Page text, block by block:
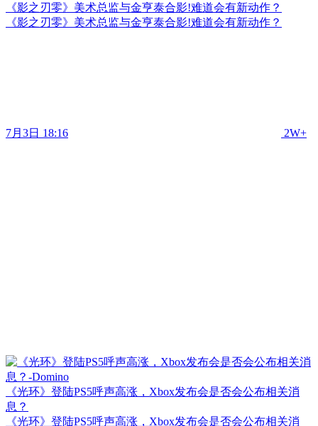
《影之刃零》美术总监与金亨泰合影!难道会有新动作？
《影之刃零》美术总监与金亨泰合影!难道会有新动作？
7月3日 18:16 2W+
《光环》登陆PS5呼声高涨，Xbox发布会是否会公布相关消
息？
《光环》登陆PS5呼声高涨，Xbox发布会是否会公布相关消